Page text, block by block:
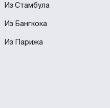
Из Стамбула
Из Бангкока
Из Парижа